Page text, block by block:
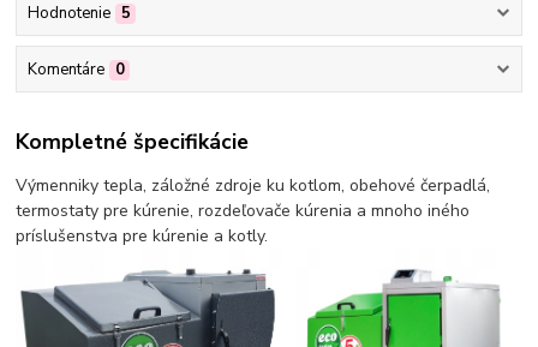
Hodnotenie 5
Komentáre 0
Kompletné špecifikácie
Výmenniky tepla, záložné zdroje ku kotlom, obehové čerpadlá,
termostaty pre kúrenie, rozdeľovače kúrenia a mnoho iného
príslušenstva pre kúrenie a kotly.